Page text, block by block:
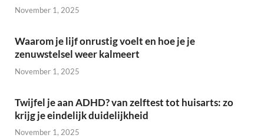
November 1, 2025
Waarom je lijf onrustig voelt en hoe je je
zenuwstelsel weer kalmeert
November 1, 2025
Twijfel je aan ADHD? van zelftest tot huisarts: zo
krijg je eindelijk duidelijkheid
November 1, 2025